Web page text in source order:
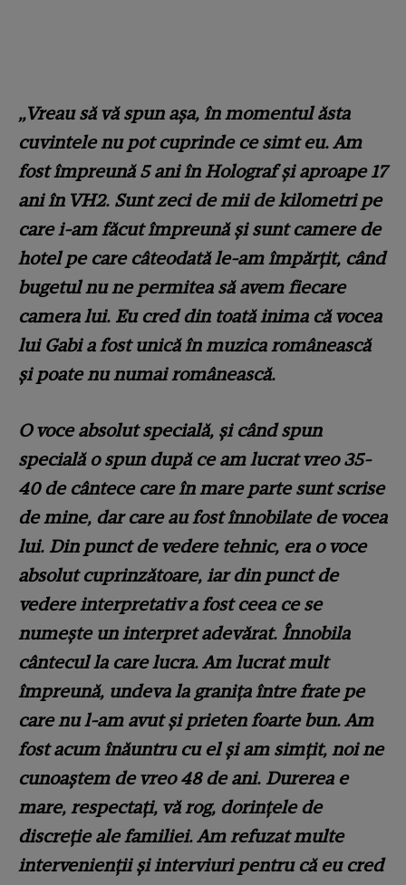
„Vreau să vă spun așa, în momentul ăsta
cuvintele nu pot cuprinde ce simt eu. Am
fost împreună 5 ani în Holograf și aproape 17
ani în VH2. Sunt zeci de mii de kilometri pe
care i-am făcut împreună și sunt camere de
hotel pe care câteodată le-am împărțit, când
bugetul nu ne permitea să avem fiecare
camera lui. Eu cred din toată inima că vocea
lui Gabi a fost unică în muzica românească
și poate nu numai românească.
O voce absolut specială, și când spun
specială o spun după ce am lucrat vreo 35-
40 de cântece care în mare parte sunt scrise
de mine, dar care au fost înnobilate de vocea
lui. Din punct de vedere tehnic, era o voce
absolut cuprinzătoare, iar din punct de
vedere interpretativ a fost ceea ce se
numește un interpret adevărat. Înnobila
cântecul la care lucra. Am lucrat mult
împreună, undeva la granița între frate pe
care nu l-am avut și prieten foarte bun. Am
fost acum înăuntru cu el și am simțit, noi ne
cunoaștem de vreo 48 de ani. Durerea e
mare, respectați, vă rog, dorințele de
discreție ale familiei. Am refuzat multe
intervenienții și interviuri pentru că eu cred